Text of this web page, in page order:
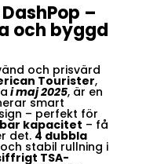
–
och byggd
och prisvärd
Tourister,
i maj 2025, är en
smart
– perfekt för
kapacitet – få
det. 4 dubbla
stabil rullning i
TSA-